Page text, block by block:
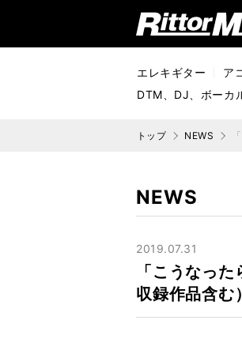
リットーミュージック (Rittor Music)
エレキギター ア
DTM、DJ、ボーカ
トップ NEWS
NEWS
2019.07.31
「こうなっ
収録作品含む